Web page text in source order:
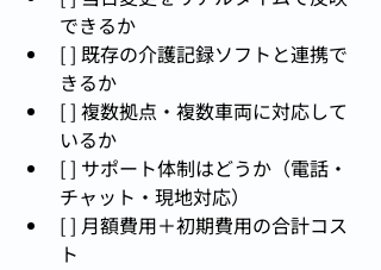
できるか
[ ] 既存の介護記録ソフトと連携で
きるか
[ ] 複数拠点・複数車両に対応して
いるか
[ ] サポート体制はどうか（電話・
チャット・現地対応）
[ ] 月額費用＋初期費用の合計コス
ト